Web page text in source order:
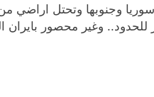
وجنوبها وتحتل اراضي
وغير محصور بايران